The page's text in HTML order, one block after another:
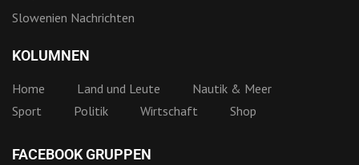
Slowenien Nachrichten
KOLUMNEN
Home Land und Leute
Nautik & Meer
Sport
Politik Wirtschaft Shop
FACEBOOK GRUPPEN